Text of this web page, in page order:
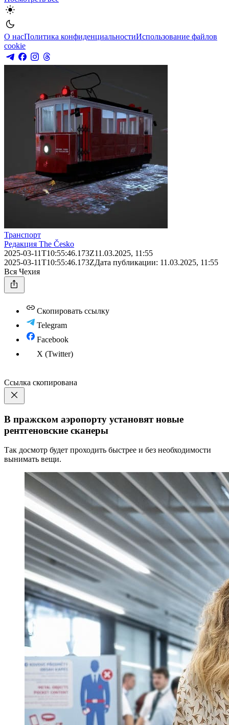
О насПолитика конфиденциальностиИспользование файлов
cookie
Транспорт
Редакция The Česko
2025-03-11T10:55:46.173Z11.03.2025, 11:55
2025-03-11T10:55:46.173ZДата публикации: 11.03.2025, 11:55
Вся Чехия
Скопировать ссылку
Telegram
Facebook
X (Twitter)
Ссылка скопирована
В пражском аэропорту установят новые
рентгеновские сканеры
Так досмотр будет проходить быстрее и без необходимости
вынимать вещи.